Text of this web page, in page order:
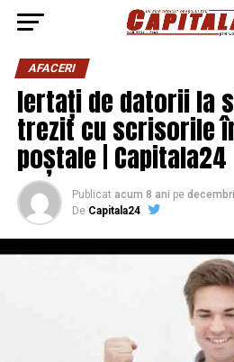
AFACERI
Iertați de datorii la
trezit cu scrisorile
poștale | Capitala24
Publicat acum 8 ani pe
De Capitala24